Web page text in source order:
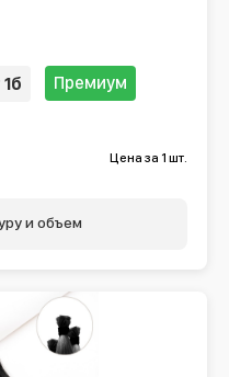
Премиум
Цена за 1 шт.
и объем